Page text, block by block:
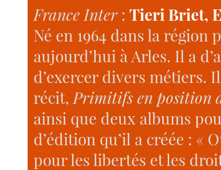
France Inter: Tieri Briet,
Né en 1964 dans la
aujourd’hui à Arles. Il a
d’exercer divers métiers.
récit, Primitifs en position
ainsi que deux albums
d’édition qu’il a créée : «
pour les libertés et les